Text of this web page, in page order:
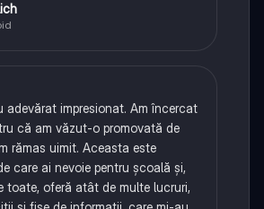
adevărat impresionat. Am încercat
că am văzut-o promovată de
rămas uimit. Aceasta este
care ai nevoie pentru școală și,
toate, oferă atât de multe lucruri,